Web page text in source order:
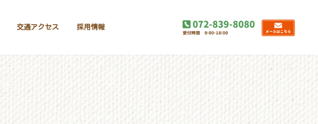
交通アクセス 採用情報